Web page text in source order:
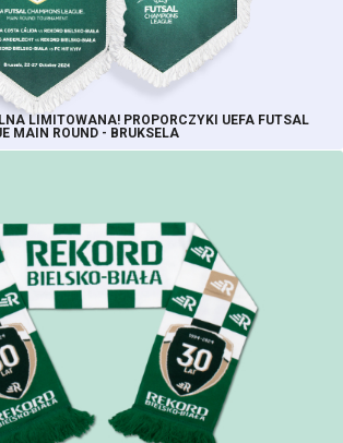
LIMITOWANA! PROPORCZYKI UEFA FUTSAL
MAIN ROUND - BRUKSELA